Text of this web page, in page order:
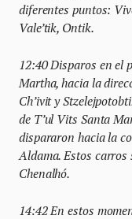
diferentes puntos:
Vale’tik, Ontik.
12:40 Disparos en el
Martha, hacia la
Ch’ivit y
de T’ul Vits Santa
dispararon hacia la
Aldama. Estos
Chenalhó.
14:42 En estos